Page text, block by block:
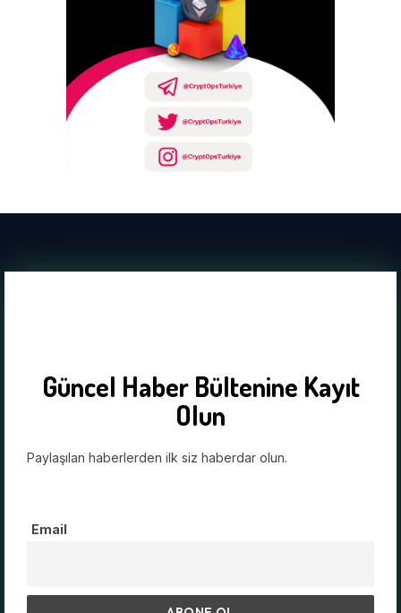
Güncel Haber Bültenine Kayıt
Olun
Paylaşılan haberlerden ilk siz haberdar olun.
Email